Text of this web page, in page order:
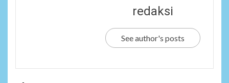
redaksi
See author's posts